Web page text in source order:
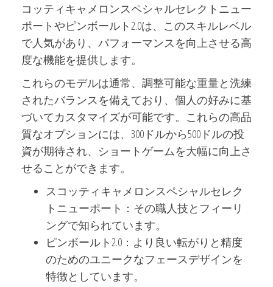
コッティキャメロンスペシャルセレクトニュー
ポートやピンボールト2.0は、このスキルレベル
で人気があり、パフォーマンスを向上させる高
度な機能を提供します。
これらのモデルは通常、調整可能な重量と洗練
されたバランスを備えており、個人の好みに基
づいてカスタマイズが可能です。これらの高品
質なオプションには、300ドルから500ドルの投
資が期待され、ショートゲームを大幅に向上さ
せることができます。
スコッティキャメロンスペシャルセレク
トニューポート：その職人技とフィーリ
ングで知られています。
ピンボールト2.0：より良い転がりと精度
のためのユニークなフェースデザインを
特徴としています。